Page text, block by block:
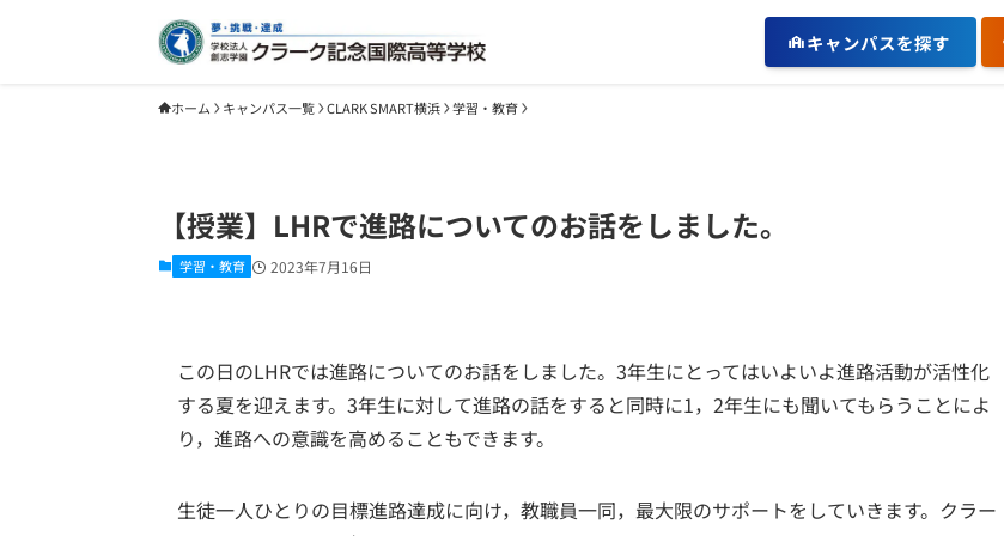
キャンパスを探す
ホーム キャンパス一覧 CLARK SMART横浜 学習・教育
【授業】LHRで進路についてのお話をしました。
学習・教育 2023年7月16日
この日のLHRでは進路についてのお話をしました。3年生にとってはいよいよ進路活動が活性化
する夏を迎えます。3年生に対して進路の話をすると同時に1，2年生にも聞いてもらうことによ
り，進路への意識を高めることもできます。
生徒一人ひとりの目標進路達成に向け，教職員一同，最大限のサポートをしていきます。クラー